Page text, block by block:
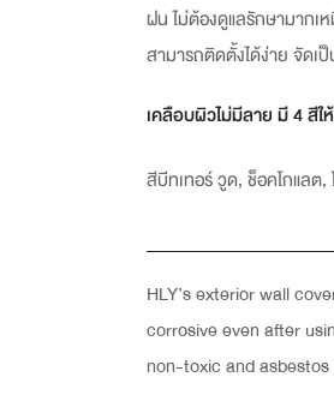
ฝน ไม่ต้องดูแลรักษามาก
สามารถติดตั้งได้ง่าย จัดเ
เคลือบผิวไม่มีลาย มี 4 สีใ
สีบีทเทอร์ วูด, ช็อคโกแลต,
HLY’s exterior wall
corrosive even after
non-toxic and